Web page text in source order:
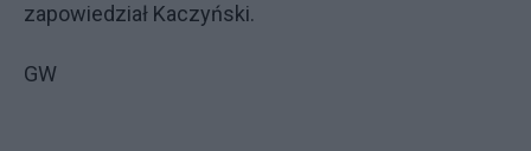
zapowiedział Kaczyński.
GW